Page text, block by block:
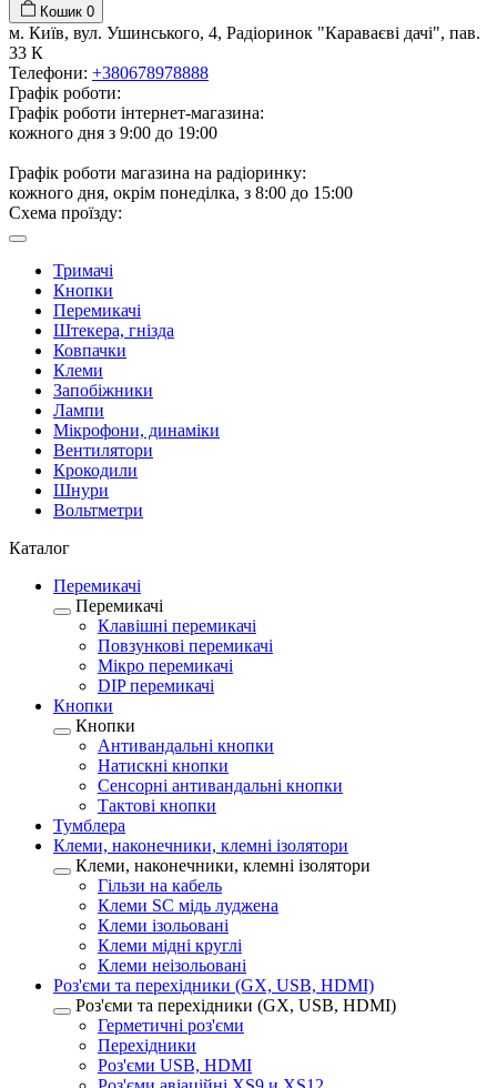
Кошик 0
м. Київ, вул. Ушинського, 4, Радіоринок "Караваєві дачі", пав.
33 К
Телефони: +380678978888
Графік роботи:
Графік роботи інтернет-магазина:
кожного дня з 9:00 до 19:00
Графік роботи магазина на радіоринку:
кожного дня, окрім понеділка, з 8:00 до 15:00
Схема проїзду:
Тримачі
Кнопки
Перемикачі
Штекера, гнізда
Ковпачки
Клеми
Запобіжники
Лампи
Мікрофони, динаміки
Вентилятори
Крокодили
Шнури
Вольтметри
Каталог
Перемикачі
Перемикачі
Клавішні перемикачі
Повзункові перемикачі
Мікро перемикачі
DIP перемикачі
Кнопки
Кнопки
Антивандальні кнопки
Натискні кнопки
Сенсорні антивандальні кнопки
Тактові кнопки
Тумблера
Клеми, наконечники, клемні ізолятори
Клеми, наконечники, клемні ізолятори
Гільзи на кабель
Клеми SC мідь луджена
Клеми ізольовані
Клеми мідні круглі
Клеми неізольовані
Роз'єми та перехідники (GX, USB, HDMI)
Роз'єми та перехідники (GX, USB, HDMI)
Герметичні роз'єми
Перехідники
Роз'єми USB, HDMI